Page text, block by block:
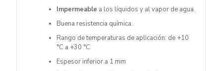
Impermeable a los líquidos y al vapor de agua.
Buena resistencia química.
Rango de temperaturas de aplicación: de +10
°C a +30 °C
Espesor inferior a 1 mm